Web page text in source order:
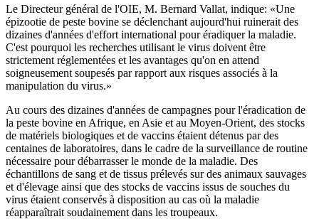
Le Directeur général de l'OIE, M. Bernard Vallat, indique: «Une
épizootie de peste bovine se déclenchant aujourd'hui ruinerait des
dizaines d'années d'effort international pour éradiquer la maladie.
C'est pourquoi les recherches utilisant le virus doivent être
strictement réglementées et les avantages qu'on en attend
soigneusement soupesés par rapport aux risques associés à la
manipulation du virus.»
Au cours des dizaines d'années de campagnes pour l'éradication de
la peste bovine en Afrique, en Asie et au Moyen-Orient, des stocks
de matériels biologiques et de vaccins étaient détenus par des
centaines de laboratoires, dans le cadre de la surveillance de routine
nécessaire pour débarrasser le monde de la maladie. Des
échantillons de sang et de tissus prélevés sur des animaux sauvages
et d'élevage ainsi que des stocks de vaccins issus de souches du
virus étaient conservés à disposition au cas où la maladie
réapparaîtrait soudainement dans les troupeaux.